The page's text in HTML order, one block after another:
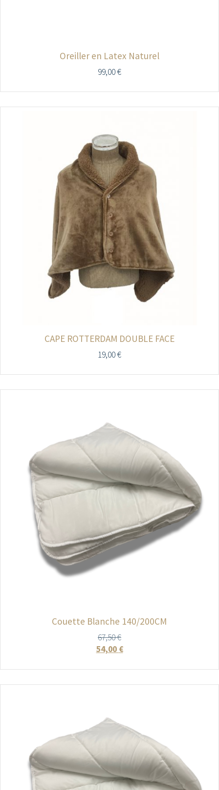
Oreiller en Latex Naturel
99,00€
CAPE ROTTERDAM DOUBLE FACE
19,00€
Couette Blanche 140/200CM
67,50€
54,00 €